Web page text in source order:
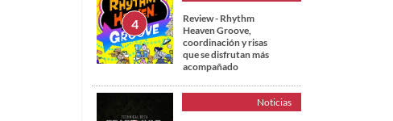
Review - Rhythm
Heaven Groove,
coordinación y risas
que se disfrutan más
acompañado
Noticias